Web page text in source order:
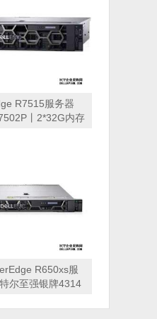
R7515服务器
丨2*32G内存
R650xs服
尔至强银牌4314
硬盘丨PERC